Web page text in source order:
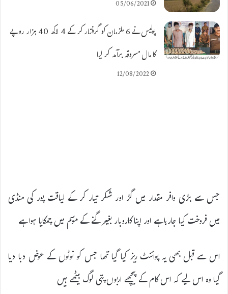
05/06/2021
پولیس نے 6 ملزمان کو گرفتار کر کے 4 لاکھ 40 ہزار روپے
کا مال مسروقہ برآمد کر لیا
12/08/2022
جس سے بڑی وافر مقدار میں گڑ اور شکر تیار کر کے لیاقت پور کی منڈی
میں فروخت کیا جارہا ہے اور اپنا کاروبار بغیر گنے کے موسم میں چمکایا ہوا ہے
اس سے قبل بھی یہ پوائنٹ ریز کیا گیا تھا جس کو نوٹوں کے عوض دبا دیا
گیا وہ اس لیے کہ اس کام کے پیچھے اربوں پتی لوگ بیٹھے ہیں